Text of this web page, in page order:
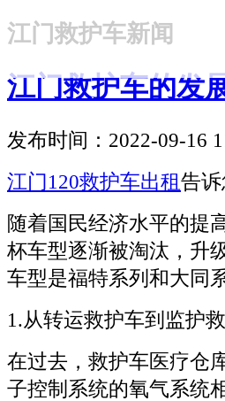
18321810781
江门救护车新闻
江门救护车的发
发布时间：2022-09-16
江门120救护车出租告
随着国民经济水平的提
杯车型逐渐被淘汰，升
车型是福特系列和大同
1.从转运救护车到监护
在过去，救护车医疗仓
子控制系统的氧气系统